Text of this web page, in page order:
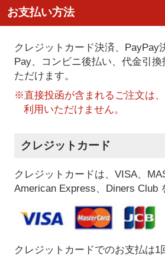
お支払い方法
クレジットカード決済、PayPay
Pay、コンビニ後払い、代金引換
ただけます。
※直接投函が含まれるご注文は
利用いただけません。
クレジットカード
クレジットカードは、VISA、
American Express、Diners Club
クレジットカードでのお支払は1